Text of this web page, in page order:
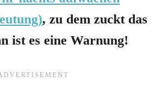
, zu dem zuckt das
ist es eine Warnung!